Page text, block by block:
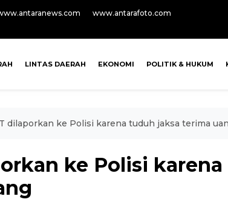
www.antarafoto.com
LINTAS DAERAH EKONOMI POLITIK & HUKUM
dilaporkan ke Polisi karena tuduh jaksa terima
ke Polisi karena